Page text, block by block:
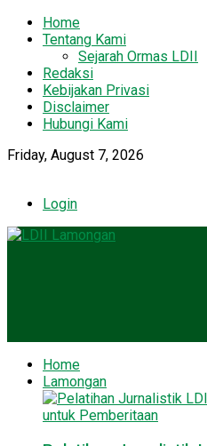
Home
Tentang Kami
Sejarah Ormas LDII
Redaksi
Kebijakan Privasi
Disclaimer
Hubungi Kami
Friday, August 7, 2026
Login
Home
Lamongan